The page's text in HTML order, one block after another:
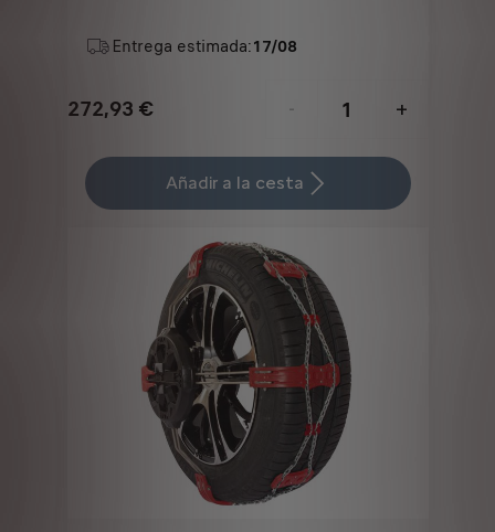
Entrega estimada:17/08
272,93 €
Price
272,93
-
+
Quantity
updated
Añadir a la cesta